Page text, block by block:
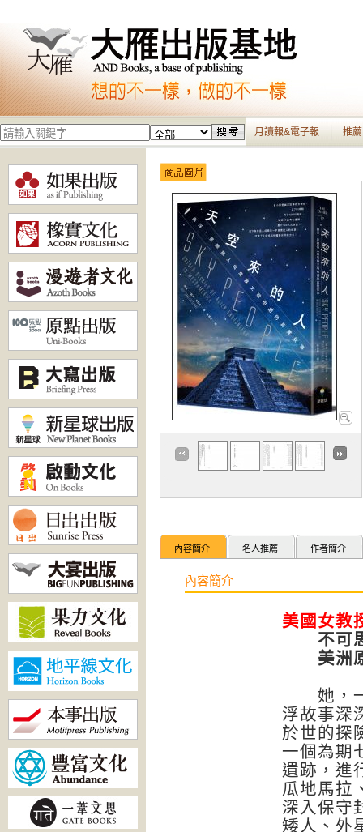
月讀報&電子報 推
內容簡介 名人推薦 作者簡介
內容簡介
美國女教
不可思
美洲原
她，一
浮故事深
於世的探
一個為期
遺跡，進
瓜地馬拉
深入保守
矮人、外